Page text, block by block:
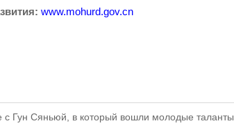
www.mohurd.gov.cn
с Гун Сяньюй, в который вошли молодые таланты